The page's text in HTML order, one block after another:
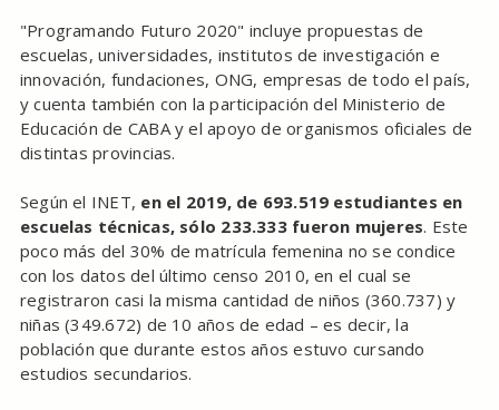
"Programando Futuro 2020" incluye propuestas de
escuelas, universidades, institutos de investigación e
innovación, fundaciones, ONG, empresas de todo el país,
y cuenta también con la participación del Ministerio de
Educación de CABA y el apoyo de organismos oficiales de
distintas provincias.
Según el INET, en el 2019, de 693.519 estudiantes en
escuelas técnicas, sólo 233.333 fueron mujeres. Este
poco más del 30% de matrícula femenina no se condice
con los datos del último censo 2010, en el cual se
registraron casi la misma cantidad de niños (360.737) y
niñas (349.672) de 10 años de edad – es decir, la
población que durante estos años estuvo cursando
estudios secundarios.